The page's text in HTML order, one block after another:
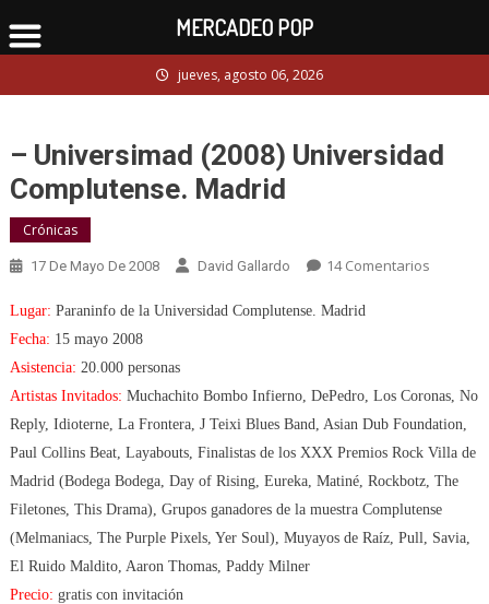
to
jueves, agosto 06, 2026
– Universimad (2008) Universidad
Complutense. Madrid
Crónicas
17 De Mayo De 2008 David Gallardo 14 ComentariosEn
Madrid
Lugar: Paraninfo de la Universidad Complutense. Madrid
Fecha: 15 mayo 2008
Asistencia: 20.000 personas
Artistas Invitados: Muchachito Bombo Infierno, DePedro, Los Coronas, No
Reply, Idioterne, La Frontera, J Teixi Blues Band, Asian Dub Foundation,
Paul Collins Beat, Layabouts, Finalistas de los XXX Premios Rock Villa de
Madrid (Bodega Bodega, Day of Rising, Eureka, Matiné, Rockbotz, The
Filetones, This Drama), Grupos ganadores de la muestra Complutense
(Melmaniacs, The Purple Pixels, Yer Soul), Muyayos de Raíz, Pull, Savia,
El Ruido Maldito, Aaron Thomas, Paddy Milner
Precio: gratis con invitación
MERCADEO POP